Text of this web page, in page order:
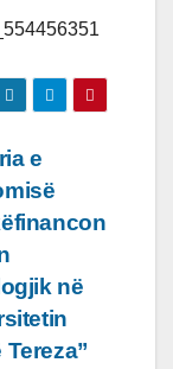
e
në
Tereza”